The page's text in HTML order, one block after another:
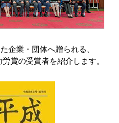
企業・団体へ贈られる、
賞の受賞者を紹介します。